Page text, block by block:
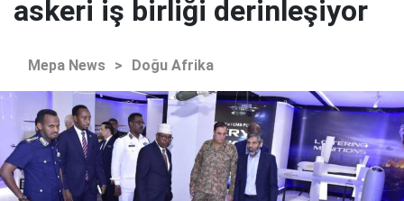
askeri iş birliği derinleşiyor
Mepa News > Doğu Afrika